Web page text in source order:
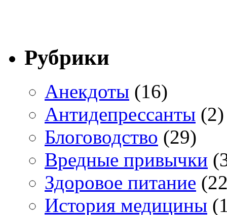
Рубрики
Анекдоты (16)
Антидепрессанты (2)
Блоговодство (29)
Вредные привычки
Здоровое питание
История медицины